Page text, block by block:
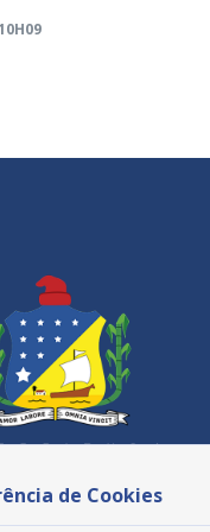
de Cookies